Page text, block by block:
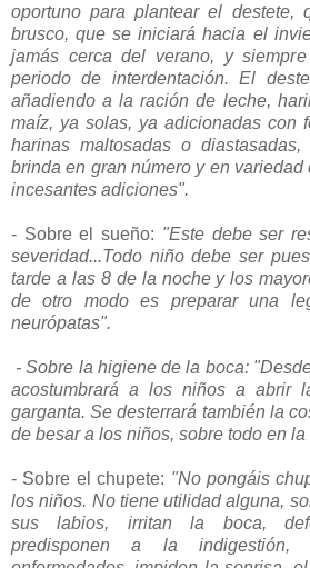
oportuno para plantear el destete,
brusco, que se iniciará hacia el
jamás cerca del verano, y
periodo de interdentación. El
añadiendo a la ración de leche,
maíz, ya solas, ya adicionadas con
harinas maltosadas o
brinda en gran número y en variedad
incesantes adiciones".
- Sobre el sueño: "Este debe ser
severidad...Todo niño debe ser
tarde a las 8 de la noche y los
de otro modo es preparar una
neurópatas".
- Sobre la higiene de la boca:
acostumbrará a los niños a abrir
garganta. Se desterrará también la
de besar a los niños, sobre todo en la
- Sobre el chupete: "No pongáis
los niños. No tiene utilidad alguna,
sus labios, irritan la boca,
predisponen a la indigestión,